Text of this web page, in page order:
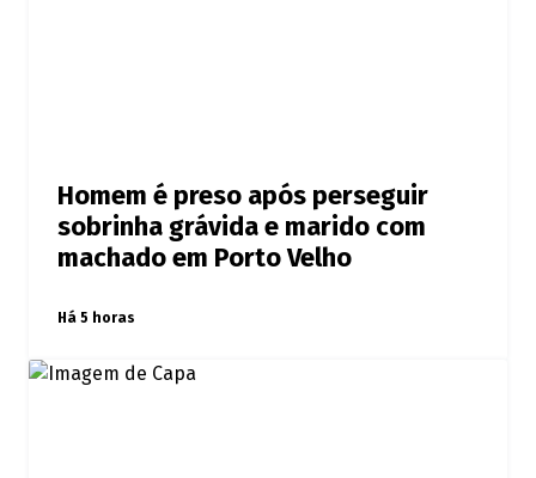
Homem é preso após perseguir
sobrinha grávida e marido com
machado em Porto Velho
Há 5 horas